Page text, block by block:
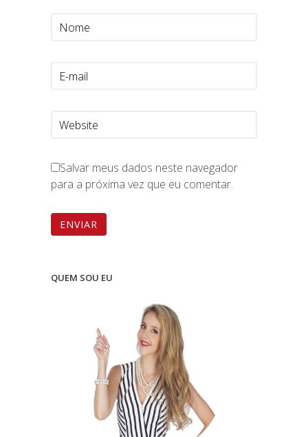
Salvar meus dados neste navegador
para a próxima vez que eu comentar.
QUEM SOU EU